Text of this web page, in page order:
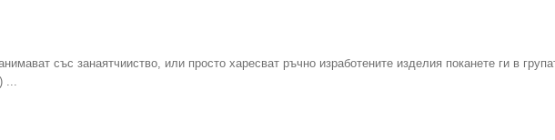
със занаятчииство, или просто харесват ръчно изработените изделия поканете ги в